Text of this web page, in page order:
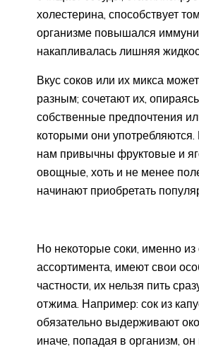
холестерина, способствует
организме повышался
накапливалась лишняя
Вкус соков или их микса
разным; сочетают их,
собственные предпочтения
которыми они
нам привычны фруктовые и
овощные, хоть и не менее
начинают приобретать
Но некоторые соки, именно
ассортимента, имеют свои
частности, их нельзя пить
отжима. Например: сок из
обязательно выдерживают
иначе, попадая в организм, он